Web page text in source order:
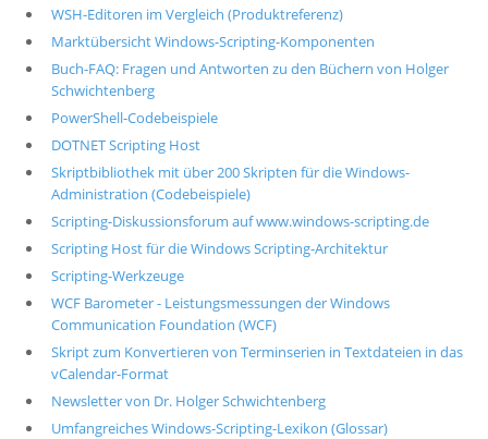
WSH-Editoren im Vergleich (Produktreferenz)
Marktübersicht Windows-Scripting-Komponenten
Buch-FAQ: Fragen und Antworten zu den Büchern von Holger
Schwichtenberg
PowerShell-Codebeispiele
DOTNET Scripting Host
Skriptbibliothek mit über 200 Skripten für die Windows-
Administration (Codebeispiele)
Scripting-Diskussionsforum auf www.windows-scripting.de
Scripting Host für die Windows Scripting-Architektur
Scripting-Werkzeuge
WCF Barometer - Leistungsmessungen der Windows
Communication Foundation (WCF)
Skript zum Konvertieren von Terminserien in Textdateien in das
vCalendar-Format
Newsletter von Dr. Holger Schwichtenberg
Umfangreiches Windows-Scripting-Lexikon (Glossar)